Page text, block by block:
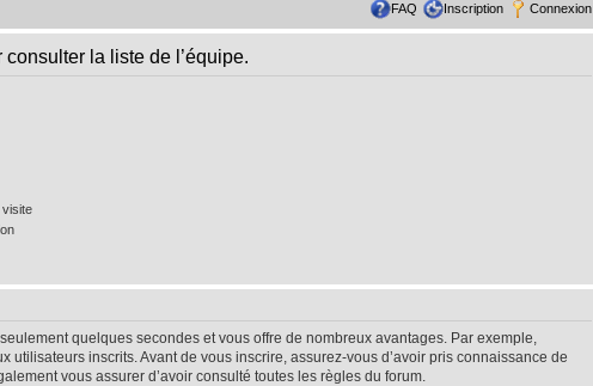
FAQ Inscription Connexion
la liste de l’équipe.
visite
quelques secondes et vous offre de nombreux avantages. Par exemple,
inscrits. Avant de vous inscrire, assurez-vous d’avoir pris connaissance de
vous assurer d’avoir consulté toutes les règles du forum.